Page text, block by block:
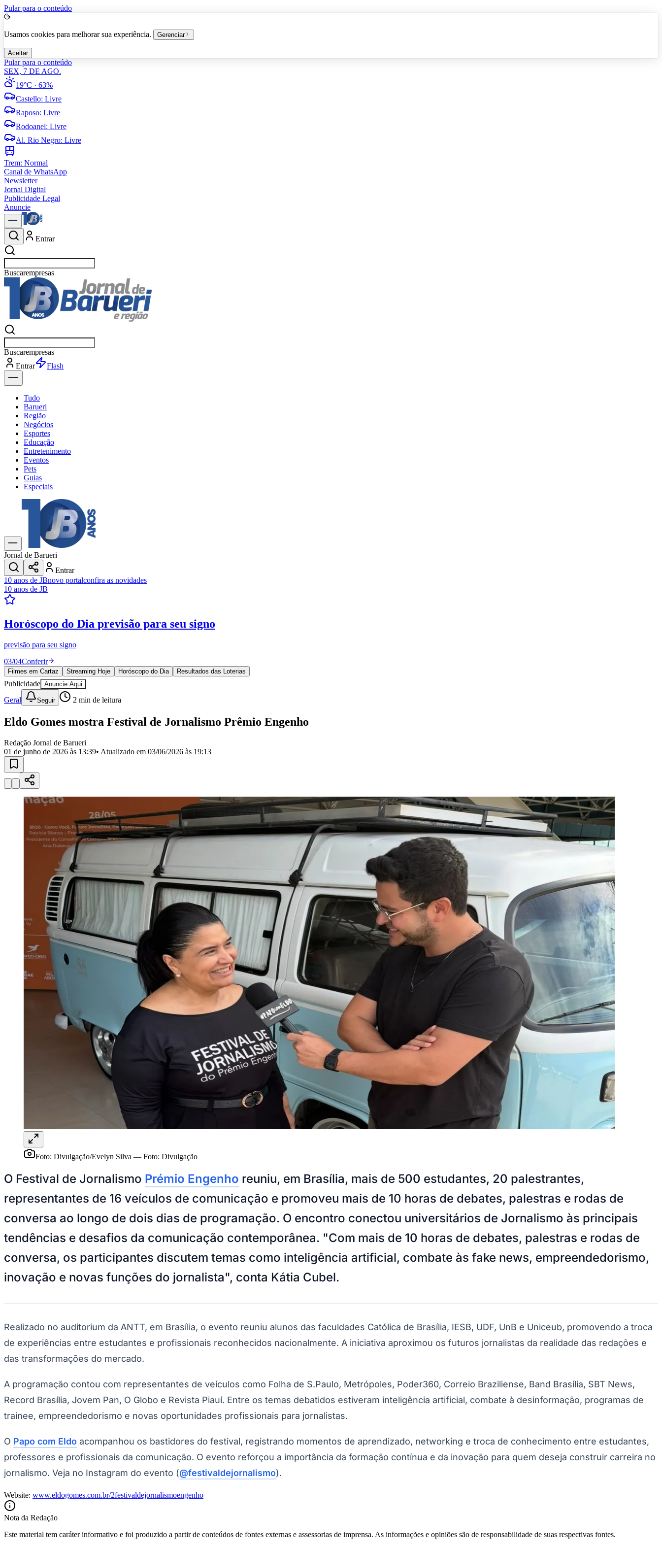
Pular para o conteúdo
Usamos cookies para melhorar sua experiência. Gerenciar
Aceitar
Pular para o conteúdo
SEX, 7 DE AGO.
19°C · 63%
Castello: Livre
Raposo: Livre
Rodoanel: Livre
Al. Rio Negro: Livre
Trem: Normal
Canal de WhatsApp
Newsletter
Jornal Digital
Publicidade Legal
Anuncie
Entrar
Buscaresportes
Buscaresportes
Entrar
Flash
Tudo
Barueri
Região
Negócios
Esportes
Educação
Entretenimento
Eventos
Pets
Guias
Especiais
Explore Tudo
Últimas Notícias
Previsão do Tempo
Trânsito e Rotas
Dia a Dia & Lazer
Transportes
Gastronomia
Cinema & Shows
JogosNovo
Para Sua Empresa
Anuncie no Portal
Cadastrar Empresa
Divulgar VagasNovo
Publicidade Legal
Política
Eleições
Esportes
Saúde
Segurança
Meio Ambiente
Educação
Bairros de Barueri
Selecione sua região
AldeiaAldeia da Serra Bairro JubranBelvalBethavilleBoa VistaCalifórniaCarapicuíbaCentroChácaras MarcoCidades da Região Cruz PretaEngenho NovoFazenda
Jardim Audir Jardim Belval Jardim CalifórniaJardim dos Altos Jardim dos CamargosJardim EsperançaJardim GrazielaJardim IracemaJardim ItaquitiJardim Julio Jardim LíbanoJardim Maria
Jardim Maria HelenaJardim MutingaJardim ParaísoJardim PaulistaJardim Reginalice Jardim São LuísJardim São PedroJardim São Silvestre Jardim SilveiraJardim TupãJardim TupanciMutinga
AldeinhaOsascoParque dos CamargosParque ImperialParque Santa LuziaParque VianaPirapora do Bom JesusRecanto PhrynéaSantana de ParnaíbaSilveiraTamboréVale do SolVila Barros Vila Boa Vista
Vila Engenho NovoVila MárciaVila Nossa Sra. da EscadaVila PortoVotupoca
Para Sua Empresa
Anuncie no Portal
Guia de Empresas
Divulgar VagasNovo
Publicidade Legal
Negócios Regionais
Turismo
Segurança Regional
Hospitais Estaduais
Parques & Represas
Cidades da Região
Santana de ParnaíbaOsasco Jandira ItapeviCotia Pirapora do Bom JesusAraçariguama Cajamar Franco da Rocha Francisco Morato Taboão da Serra Embu das Artes São Roque
Para Sua Empresa
Anuncie Regional
Guia de Empresas
Vagas na Região
Hub de Negócios
Agenda de Vestibulares
Para Sua Empresa
Anuncie no Portal
Verificar EmpresaNovo
Publicidade Legal
NFL
UFC
Tênis (ATP)
MLB
NHL
Vôlei
Competições de Futebol
Brasileirão Série A
Copa do Brasil
Libertadores
Sul-Americana
Copa América
Champions League
La Liga
Bundesliga
Mundial 2026
Times - Ir direto
Jornal de Barueri
Entrar
10 anos de JBnovo portalconfira as novidades
10 anos de JB
Horóscopo do Dia previsão para seu signo
previsão para seu signo
03/04Conferir
Filmes em Cartaz Streaming Hoje Horóscopo do Dia Resultados das Loterias
Publicidade Anuncie Aqui
Geral Seguir 2 min de leitura
Eldo Gomes mostra Festival de Jornalismo Prêmio Engenho
Redação Jornal de Barueri
01 de junho de 2026 às 13:39• Atualizado em 03/06/2026 às 19:13
Foto: Divulgação/Evelyn Silva — Foto: Divulgação
O Festival de Jornalismo Prémio Engenho reuniu, em Brasília, mais de 500 estudantes, 20 palestrantes,
representantes de 16 veículos de comunicação e promoveu mais de 10 horas de debates, palestras e rodas de
conversa ao longo de dois dias de programação. O encontro conectou universitários de Jornalismo às principais
tendências e desafios da comunicação contemporânea. "Com mais de 10 horas de debates, palestras e rodas de
conversa, os participantes discutem temas como inteligência artificial, combate às fake news, empreendedorismo,
inovação e novas funções do jornalista", conta Kátia Cubel.
Realizado no auditorium da ANTT, em Brasília, o evento reuniu alunos das faculdades Católica de Brasília, IESB, UDF, UnB e Uniceub, promovendo a troca
de experiências entre estudantes e profissionais reconhecidos nacionalmente. A iniciativa aproximou os futuros jornalistas da realidade das redações e
das transformações do mercado.
A programação contou com representantes de veículos como Folha de S.Paulo, Metrópoles, Poder360, Correio Braziliense, Band Brasília, SBT News,
Record Brasília, Jovem Pan, O Globo e Revista Piauí. Entre os temas debatidos estiveram inteligência artificial, combate à desinformação, programas de
trainee, empreendedorismo e novas oportunidades profissionais para jornalistas.
O Papo com Eldo acompanhou os bastidores do festival, registrando momentos de aprendizado, networking e troca de conhecimento entre estudantes,
professores e profissionais da comunicação. O evento reforçou a importância da formação contínua e da inovação para quem deseja construir carreira no
jornalismo. Veja no Instagram do evento (@festivaldejornalismo).
Website: www.eldogomes.com.br/2festivaldejornalismoengenho
Nota da Redação
Este material tem caráter informativo e foi produzido a partir de conteúdos de fontes externas e assessorias de imprensa. As informações e opiniões são de responsabilidade de suas respectivas fontes.